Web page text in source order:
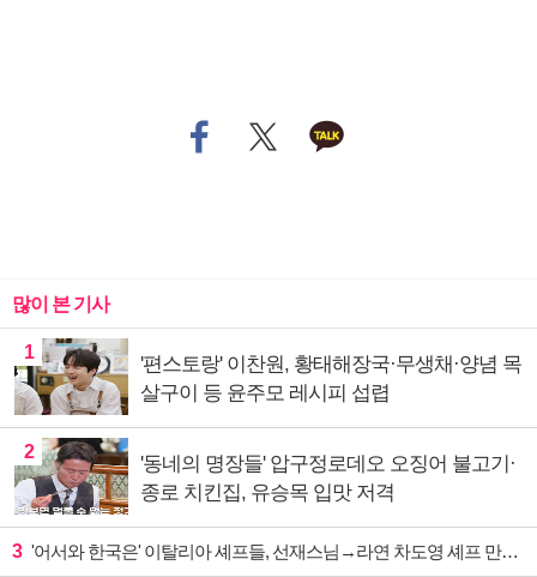
많이 본 기사
1
'편스토랑' 이찬원, 황태해장국·무생채·양념 목
살구이 등 윤주모 레시피 섭렵
2
'동네의 명장들' 압구정로데오 오징어 불고기·
종로 치킨집, 유승목 입맛 저격
3 '어서와 한국은' 이탈리아 셰프들, 선재스님→라연 차도영 셰프 만난다